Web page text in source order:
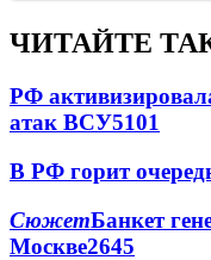
ЧИТАЙТЕ
РФ
атак ВСУ5101
В РФ горит
СюжетБанкет
Москве2645